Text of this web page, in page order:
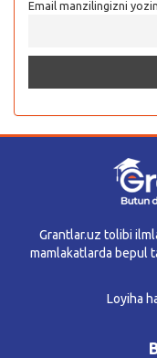
Email manzilingizni
Grantlar.uz tolibi
mamlakatlarda bepul
Loyiha